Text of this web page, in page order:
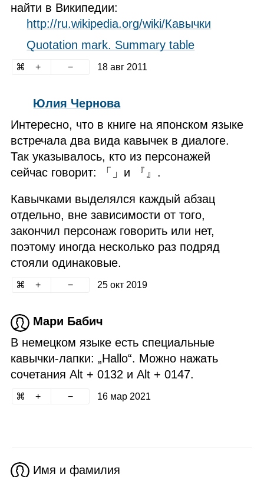
найти в Википедии:
http://ru.wikipedia.org/wiki/Кавычки
Quotation mark. Summary table
18 авг 2011
Юлия Чернова
Интересно, что в книге на японском языке
встречала два вида кавычек в диалоге.
Так указывалось, кто из персонажей
сейчас говорит: 「」и 『』.
Кавычками выделялся каждый абзац
отдельно, вне зависимости от того,
закончил персонаж говорить или нет,
поэтому иногда несколько раз подряд
стояли одинаковые.
25 окт 2019
Мари Бабич
В немецком языке есть специальные
кавычки‑лапки: „Hallo“. Можно нажать
сочетания Alt + 0132 и Alt + 0147.
16 мар 2021
Имя и фамилия